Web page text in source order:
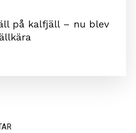
på kalfjäll – nu blev